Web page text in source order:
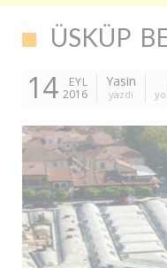
ÜSKÜP
14
EYL
2016
Yasin
yazdı